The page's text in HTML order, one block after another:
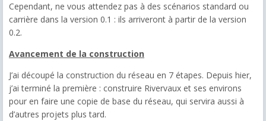
Cependant, ne vous attendez pas à des scénarios standard ou
carrière dans la version 0.1 : ils arriveront à partir de la version
0.2.
Avancement de la construction
J’ai découpé la construction du réseau en 7 étapes. Depuis hier,
j’ai terminé la première : construire Rivervaux et ses environs
pour en faire une copie de base du réseau, qui servira aussi à
d’autres projets plus tard.